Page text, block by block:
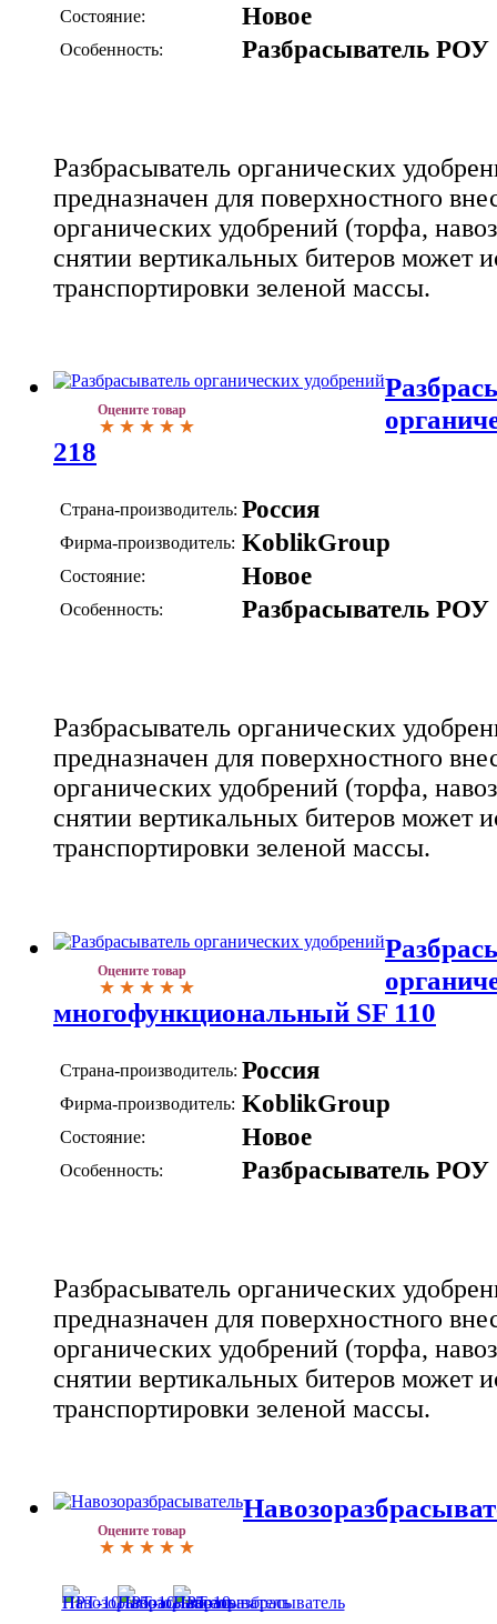
Состояние: Новое
Особенность: Разбрасыватель РОУ
Разбрасыватель органических
предназначен для поверхностного
органических удобрений (торфа,
снятии вертикальных битеров может
транспортировки зеленой массы.
Оцените товар
218
Страна-производитель: Россия
Фирма-производитель: KoblikGroup
Состояние: Новое
Особенность: Разбрасыватель РОУ
Разбрасыватель органических
предназначен для поверхностного
органических удобрений (торфа,
снятии вертикальных битеров может
транспортировки зеленой массы.
Оцените товар
многофункциональный SF 110
Страна-производитель: Россия
Фирма-производитель: KoblikGroup
Состояние: Новое
Особенность: Разбрасыватель РОУ
Разбрасыватель органических
предназначен для поверхностного
органических удобрений (торфа,
снятии вертикальных битеров может
транспортировки зеленой массы.
Оцените товар